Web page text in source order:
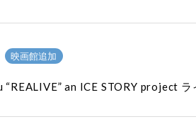
映画館追加
“REALIVE” an ICE STORY project